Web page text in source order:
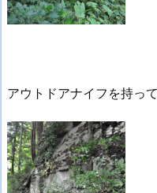
アウトドアナイフを持っ